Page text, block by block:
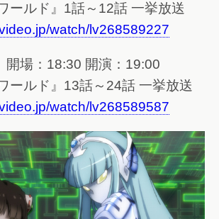
ールド』1話～12話 一挙放送
watch/lv268589227
開場：18:30 開演：19:00
ールド』13話～24話 一挙放送
watch/lv268589587